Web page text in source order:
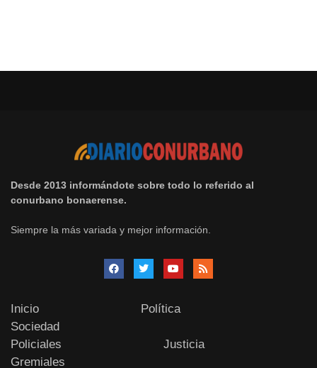
Desde 2013 informándote sobre todo lo referido al
conurbano bonaerense.
Siempre la más variada y mejor información.
Inicio
Política
Sociedad
Policiales
Justicia
Gremiales